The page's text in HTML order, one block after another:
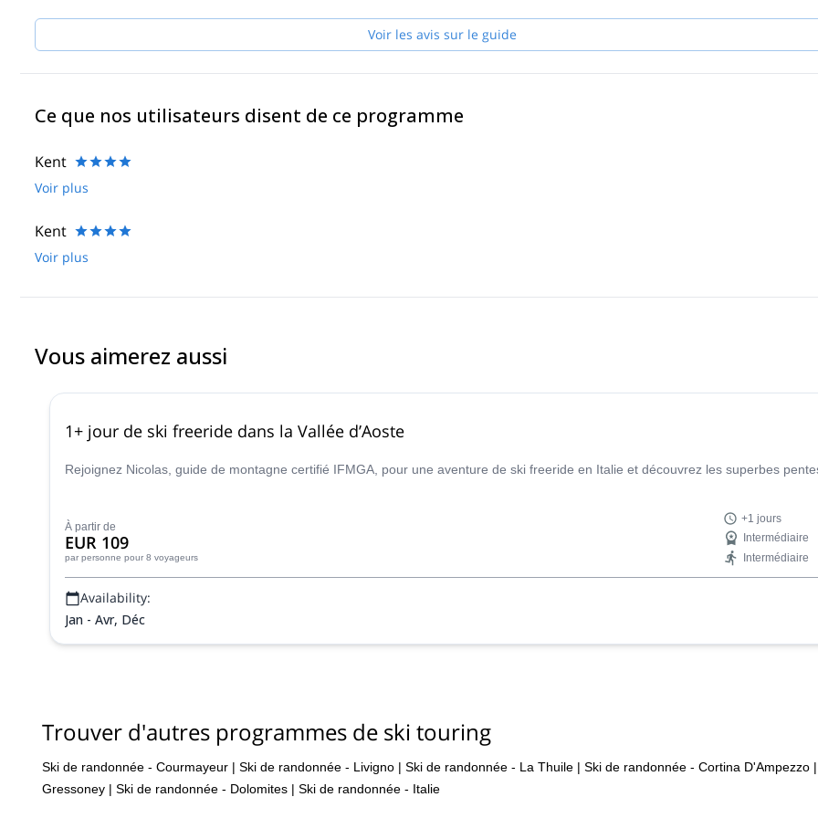
Voir les avis sur le guide
Ce que nos utilisateurs disent de ce programme
Kent
Voir plus
Kent
Voir plus
Vous aimerez aussi
1+ jour de ski freeride dans la Vallée d’Aoste
Rejoignez Nicolas, guide de montagne certifié IFMGA, pour une aventure de ski freeride en Italie et découvrez les superbes
À partir de
EUR 109
par personne pour 8 voyageurs
+1 jours
Intermédiaire
Intermédiaire
Availability:
Jan - Avr, Déc
Trouver d'autres programmes de ski touring
Ski de randonnée - Courmayeur | Ski de randonnée - Livigno | Ski de randonnée - La Thuile | Ski de randonnée - Cortina D'Ampezzo |
Gressoney | Ski de randonnée - Dolomites | Ski de randonnée - Italie